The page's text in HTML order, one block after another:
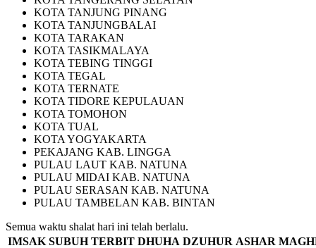
KOTA TANJUNG PINANG
KOTA TANJUNGBALAI
KOTA TARAKAN
KOTA TASIKMALAYA
KOTA TEBING TINGGI
KOTA TEGAL
KOTA TERNATE
KOTA TIDORE KEPULAUAN
KOTA TOMOHON
KOTA TUAL
KOTA YOGYAKARTA
PEKAJANG KAB. LINGGA
PULAU LAUT KAB. NATUNA
PULAU MIDAI KAB. NATUNA
PULAU SERASAN KAB. NATUNA
PULAU TAMBELAN KAB. BINTAN
Semua waktu shalat hari ini telah berlalu.
IMSAK SUBUH TERBIT DHUHA DZUHUR ASHAR